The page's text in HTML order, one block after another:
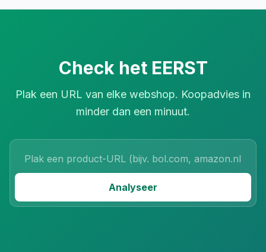
Check het EERST
Plak een URL van elke webshop. Koopadvies in
minder dan een minuut.
Analyseer